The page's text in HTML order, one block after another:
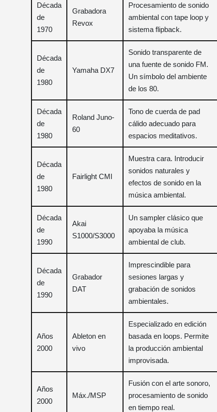
Década
de
1970
Grabadora
Revox
Procesamiento de sonido
ambiental con tape loop y
sistema flipback.
Década
de
1980
Yamaha DX7
Sonido transparente de
una fuente de sonido FM.
Un símbolo del ambiente
de los 80.
Década
de
1980
Roland Juno-
60
Tono de cuerda de pad
cálido adecuado para
espacios meditativos.
Década
de
1980
Fairlight CMI
Muestra cara. Introducir
sonidos naturales y
efectos de sonido en la
música ambiental.
Década
de
1990
Akai
S1000/S3000
Un sampler clásico que
apoyaba la música
ambiental de club.
Década
de
1990
Grabador
DAT
Imprescindible para
sesiones largas y
grabación de sonidos
ambientales.
Años
2000
Ableton en
vivo
Especializado en edición
basada en loops. Permite
la producción ambiental
improvisada.
Años
2000
Máx./MSP
Fusión con el arte sonoro,
procesamiento de sonido
en tiempo real.